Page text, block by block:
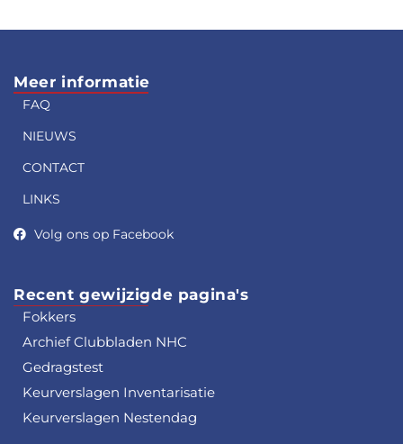
Meer informatie
FAQ
NIEUWS
CONTACT
LINKS
Volg ons op Facebook
Recent gewijzigde pagina's
Fokkers
Archief Clubbladen NHC
Gedragstest
Keurverslagen Inventarisatie
Keurverslagen Nestendag